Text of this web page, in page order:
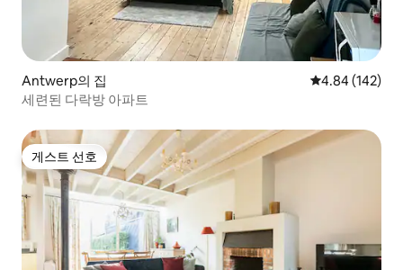
Antwerp의 집 평점 4.84점(5
4.84 (142)
세련된 다락방 아파트
게스트 선호
게스트 선호